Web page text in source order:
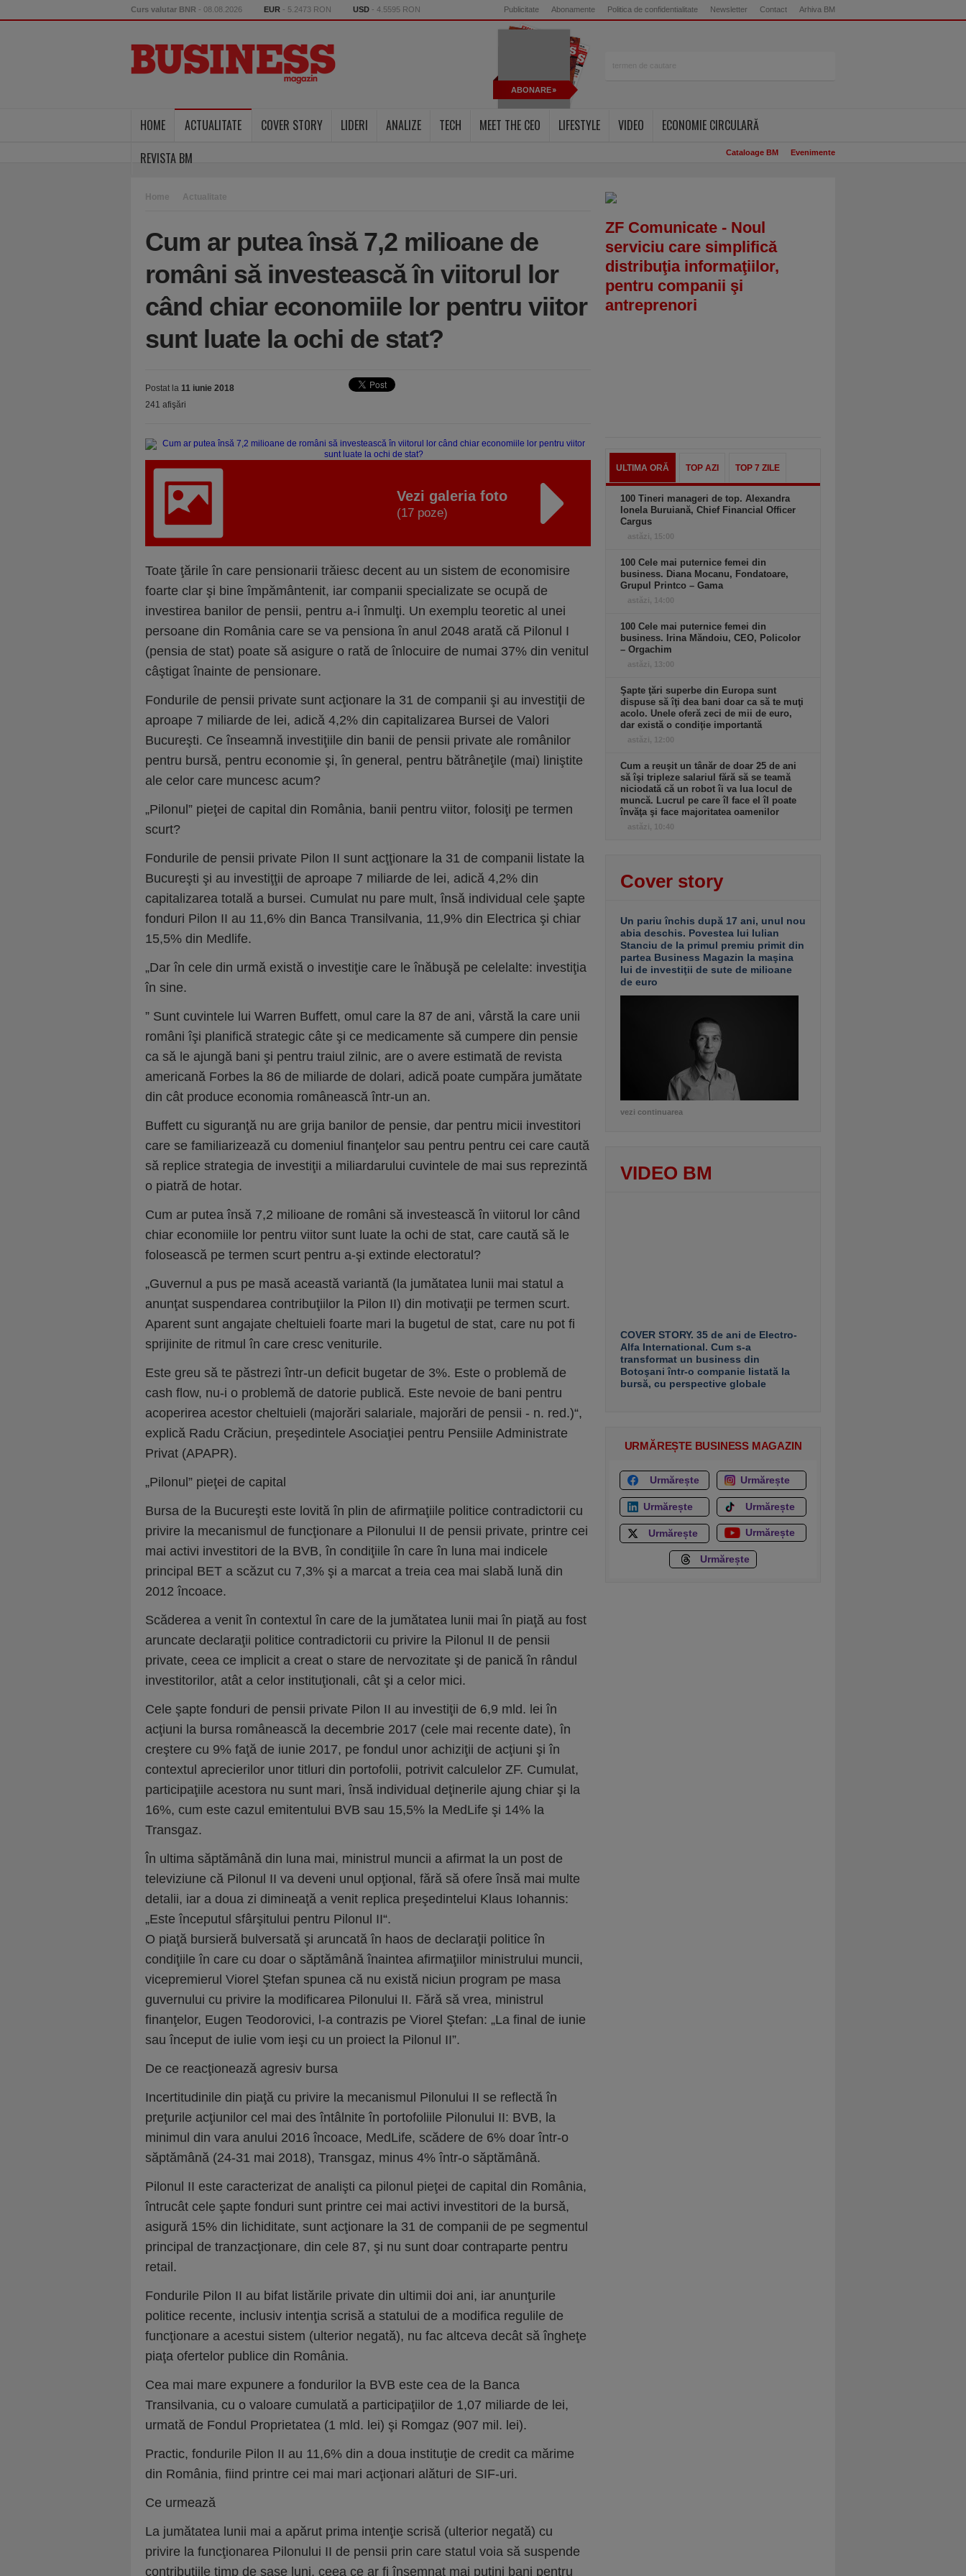
Curs valutar BNR - 08.08.2026 EUR - 5.2473 RON USD - 4.5595 RON Publicitate Abonamente Politica de confidentialitate Newsletter Contact Arhiva BM
ABONARE
HOME ACTUALITATE COVER STORY LIDERI ANALIZE TECH MEET THE CEO LIFESTYLE VIDEO
ECONOMIE CIRCULARĂ
REVISTA BM
Cataloage BM Evenimente
Home Actualitate
Cum ar putea însă 7,2 milioane de
români să investească în viitorul lor
când chiar economiile lor pentru viitor
sunt luate la ochi de stat?
Postat la 11 iunie 2018
241 afişări
Vezi galeria foto
(17 poze)
Toate ţările în care pensionarii trăiesc decent au un sistem de economisire
foarte clar şi bine împământenit, iar companii specializate se ocupă de
investirea banilor de pensii, pentru a-i înmulţi. Un exemplu teoretic al unei
persoane din România care se va pensiona în anul 2048 arată că Pilonul I
(pensia de stat) poate să asigure o rată de înlocuire de numai 37% din venitul
câştigat înainte de pensionare.
Fondurile de pensii private sunt acţionare la 31 de companii şi au investiţii de
aproape 7 miliarde de lei, adică 4,2% din capitalizarea Bursei de Valori
Bucureşti. Ce înseamnă investiţiile din banii de pensii private ale românilor
pentru bursă, pentru economie şi, în general, pentru bătrâneţile (mai) liniştite
ale celor care muncesc acum?
„Pilonul” pieţei de capital din România, banii pentru viitor, folosiţi pe termen
scurt?
Fondurile de pensii private Pilon II sunt acţţionare la 31 de companii listate la
Bucureşti şi au investiţţii de aproape 7 miliarde de lei, adică 4,2% din
capitalizarea totală a bursei. Cumulat nu pare mult, însă individual cele şapte
fonduri Pilon II au 11,6% din Banca Transilvania, 11,9% din Electrica şi chiar
15,5% din Medlife.
„Dar în cele din urmă există o investiţie care le înăbuşă pe celelalte: investiţia
în sine.
” Sunt cuvintele lui Warren Buffett, omul care la 87 de ani, vârstă la care unii
români îşi planifică strategic câte şi ce medicamente să cumpere din pensie
ca să le ajungă bani şi pentru traiul zilnic, are o avere estimată de revista
americană Forbes la 86 de miliarde de dolari, adică poate cumpăra jumătate
din cât produce economia românească într-un an.
Buffett cu siguranţă nu are grija banilor de pensie, dar pentru micii investitori
care se familiarizează cu domeniul finanţelor sau pentru pentru cei care caută
să replice strategia de investiţii a miliardarului cuvintele de mai sus reprezintă
o piatră de hotar.
Cum ar putea însă 7,2 milioane de români să investească în viitorul lor când
chiar economiile lor pentru viitor sunt luate la ochi de stat, care caută să le
folosească pe termen scurt pentru a-şi extinde electoratul?
„Guvernul a pus pe masă această variantă (la jumătatea lunii mai statul a
anunţat suspendarea contribuţiilor la Pilon II) din motivaţii pe termen scurt.
Aparent sunt angajate cheltuieli foarte mari la bugetul de stat, care nu pot fi
sprijinite de ritmul în care cresc veniturile.
Este greu să te păstrezi într-un deficit bugetar de 3%. Este o problemă de
cash flow, nu-i o problemă de datorie publică. Este nevoie de bani pentru
acoperirea acestor cheltuieli (majorări salariale, majorări de pensii - n. red.)“,
explică Radu Crăciun, preşedintele Asociaţiei pentru Pensiile Administrate
Privat (APAPR).
„Pilonul” pieţei de capital
Bursa de la Bucureşti este lovită în plin de afirmaţiile politice contradictorii cu
privire la mecanismul de funcţionare a Pilonului II de pensii private, printre cei
mai activi investitori de la BVB, în condiţiile în care în luna mai indicele
principal BET a scăzut cu 7,3% şi a marcat a treia cea mai slabă lună din
2012 încoace.
Scăderea a venit în contextul în care de la jumătatea lunii mai în piaţă au fost
aruncate declaraţii politice contradictorii cu privire la Pilonul II de pensii
private, ceea ce implicit a creat o stare de nervozitate şi de panică în rândul
investitorilor, atât a celor instituţionali, cât şi a celor mici.
Cele şapte fonduri de pensii private Pilon II au investiţii de 6,9 mld. lei în
acţiuni la bursa românească la decembrie 2017 (cele mai recente date), în
creştere cu 9% faţă de iunie 2017, pe fondul unor achiziţii de acţiuni şi în
contextul aprecierilor unor titluri din portofolii, potrivit calculelor ZF. Cumulat,
participaţiile acestora nu sunt mari, însă individual deţinerile ajung chiar şi la
16%, cum este cazul emitentului BVB sau 15,5% la MedLife şi 14% la
Transgaz.
În ultima săptămână din luna mai, ministrul muncii a afirmat la un post de
televiziune că Pilonul II va deveni unul opţional, fără să ofere însă mai multe
detalii, iar a doua zi dimineaţă a venit replica preşedintelui Klaus Iohannis:
„Este începutul sfârşitului pentru Pilonul II“.
O piaţă bursieră bulversată şi aruncată în haos de declaraţii politice în
condiţiile în care cu doar o săptămână înaintea afirmaţiilor ministrului muncii,
vicepremierul Viorel Ştefan spunea că nu există niciun program pe masa
guvernului cu privire la modificarea Pilonului II. Fără să vrea, ministrul
finanţelor, Eugen Teodorovici, l-a contrazis pe Viorel Ştefan: „La final de iunie
sau început de iulie vom ieşi cu un proiect la Pilonul II”.
De ce reacţionează agresiv bursa
Incertitudinile din piaţă cu privire la mecanismul Pilonului II se reflectă în
preţurile acţiunilor cel mai des întâlnite în portofoliile Pilonului II: BVB, la
minimul din vara anului 2016 încoace, MedLife, scădere de 6% doar într-o
săptămână (24-31 mai 2018), Transgaz, minus 4% într-o săptămână.
Pilonul II este caracterizat de analişti ca pilonul pieţei de capital din România,
întrucât cele şapte fonduri sunt printre cei mai activi investitori de la bursă,
asigură 15% din lichiditate, sunt acţionare la 31 de companii de pe segmentul
principal de tranzacţionare, din cele 87, şi nu sunt doar contraparte pentru
retail.
Fondurile Pilon II au bifat listările private din ultimii doi ani, iar anunţurile
politice recente, inclusiv intenţia scrisă a statului de a modifica regulile de
funcţionare a acestui sistem (ulterior negată), nu fac altceva decât să îngheţe
piaţa ofertelor publice din România.
Cea mai mare expunere a fondurilor la BVB este cea de la Banca
Transilvania, cu o valoare cumulată a participaţiilor de 1,07 miliarde de lei,
urmată de Fondul Proprietatea (1 mld. lei) şi Romgaz (907 mil. lei).
Practic, fondurile Pilon II au 11,6% din a doua instituţie de credit ca mărime
din România, fiind printre cei mai mari acţionari alături de SIF-uri.
Ce urmează
La jumătatea lunii mai a apărut prima intenţie scrisă (ulterior negată) cu
privire la funcţionarea Pilonului II de pensii prin care statul voia să suspende
contribuţiile timp de şase luni, ceea ce ar fi însemnat mai puţini bani pentru
ZF Comunicate - Noul
serviciu care simplifică
distribuţia informaţiilor,
pentru companii şi
antreprenori
ULTIMA ORĂ TOP AZI TOP 7 ZILE
100 Tineri manageri de top. Alexandra
Ionela Buruiană, Chief Financial Officer
Cargus
astăzi, 15:00
100 Cele mai puternice femei din
business. Diana Mocanu, Fondatoare,
Grupul Printco – Gama
astăzi, 14:00
100 Cele mai puternice femei din
business. Irina Măndoiu, CEO, Policolor
– Orgachim
astăzi, 13:00
Şapte ţări superbe din Europa sunt
dispuse să îţi dea bani doar ca să te muţi
acolo. Unele oferă zeci de mii de euro,
dar există o condiţie importantă
astăzi, 12:00
Cum a reuşit un tânăr de doar 25 de ani
să îşi tripleze salariul fără să se teamă
niciodată că un robot îi va lua locul de
muncă. Lucrul pe care îl face el îl poate
învăţa şi face majoritatea oamenilor
astăzi, 10:40
Cover story
Un pariu închis după 17 ani, unul nou
abia deschis. Povestea lui Iulian
Stanciu de la primul premiu primit din
partea Business Magazin la maşina
lui de investiţii de sute de milioane
de euro
vezi continuarea
VIDEO BM
COVER STORY. 35 de ani de Electro-
Alfa International. Cum s-a
transformat un business din
Botoşani într-o companie listată la
bursă, cu perspective globale
URMĂREȘTE BUSINESS MAGAZIN
Urmărește Urmărește
Urmărește Urmărește
Urmărește Urmărește
Urmărește